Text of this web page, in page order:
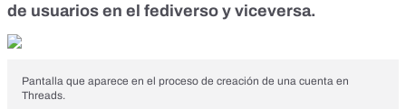
de usuarios en el fediverso y viceversa.
Pantalla que aparece en el proceso de creación de una cuenta en
Threads.